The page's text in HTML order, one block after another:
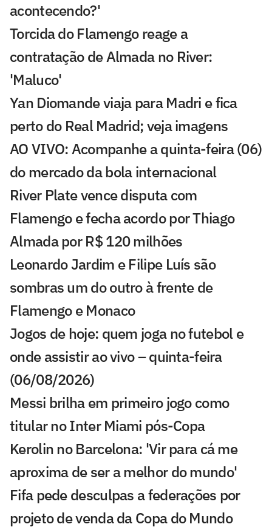
acontecendo?'
Torcida do Flamengo reage a
contratação de Almada no River:
'Maluco'
Yan Diomande viaja para Madri e fica
perto do Real Madrid; veja imagens
AO VIVO: Acompanhe a quinta-feira (06)
do mercado da bola internacional
River Plate vence disputa com
Flamengo e fecha acordo por Thiago
Almada por R$ 120 milhões
Leonardo Jardim e Filipe Luís são
sombras um do outro à frente de
Flamengo e Monaco
Jogos de hoje: quem joga no futebol e
onde assistir ao vivo – quinta-feira
(06/08/2026)
Messi brilha em primeiro jogo como
titular no Inter Miami pós-Copa
Kerolin no Barcelona: 'Vir para cá me
aproxima de ser a melhor do mundo'
Fifa pede desculpas a federações por
projeto de venda da Copa do Mundo